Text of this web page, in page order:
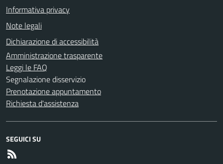
Informativa privacy
Note legali
Dichiarazione di accessibilità
Amministrazione trasparente
Leggi le FAQ
Segnalazione disservizio
Prenotazione appuntamento
Richiesta d'assistenza
SEGUICI SU